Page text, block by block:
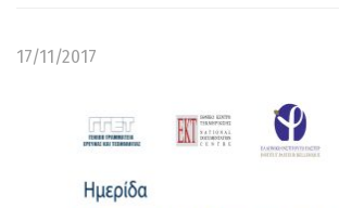
17/11/2017